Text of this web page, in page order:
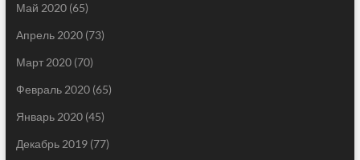
Май 2020(65)
Апрель 2020(73)
Март 2020(70)
Февраль 2020(65)
Январь 2020(45)
Декабрь 2019(77)